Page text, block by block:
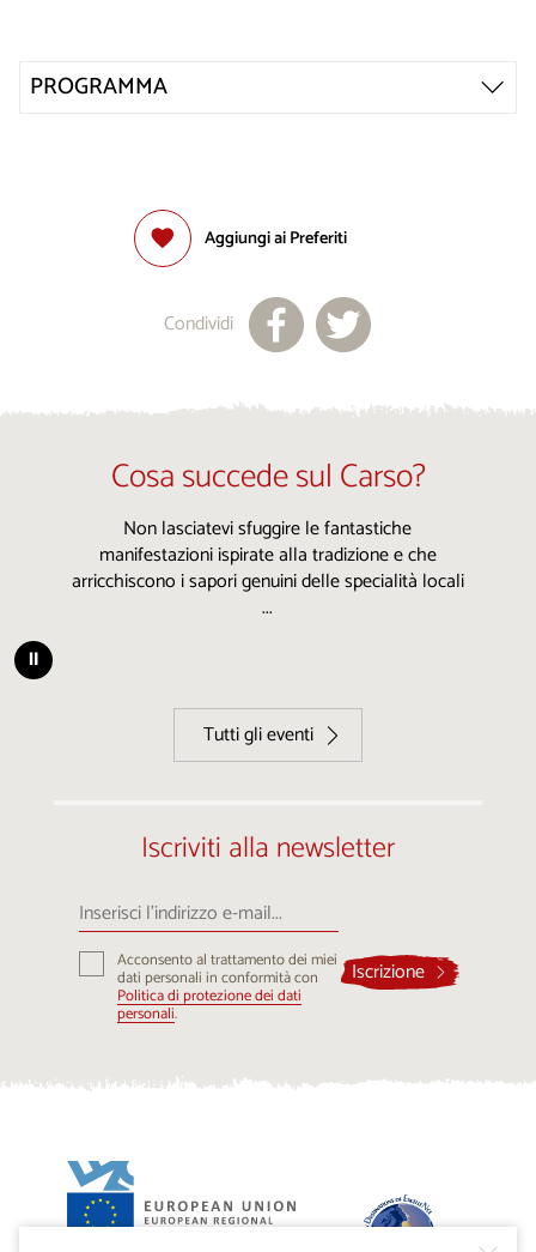
PROGRAMMA
Aggiungi ai Preferiti
Condividi
Cosa succede sul Carso?
Non lasciatevi sfuggire le fantastiche
manifestazioni ispirate alla tradizione e che
arricchiscono i sapori genuini delle specialità locali
...
⏸
Tutti gli eventi
Iscriviti alla newsletter
Inserisci
l’indirizzo
e-
Acconsento al trattamento dei miei
dati personali in conformità con
Politica di protezione dei dati
personali.
Iscrizione